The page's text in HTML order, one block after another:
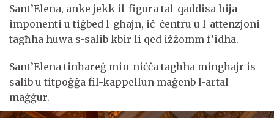
Sant’Elena, anke jekk il-figura tal-qaddisa hija
imponenti u tiġbed l-għajn, iċ-ċentru u l-attenzjoni
tagħha huwa s-salib kbir li qed iżżomm f’idha.
Sant’Elena tinħareġ min-niċċa tagħha mingħajr is-
salib u titpoġġa fil-kappellun maġenb l-artal
maġġur.